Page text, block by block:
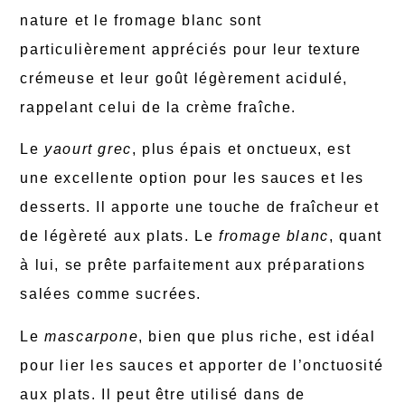
nature et le fromage blanc sont
particulièrement appréciés pour leur texture
crémeuse et leur goût légèrement acidulé,
rappelant celui de la crème fraîche.
Le yaourt grec, plus épais et onctueux, est
une excellente option pour les sauces et les
desserts. Il apporte une touche de fraîcheur et
de légèreté aux plats. Lefromage blanc, quant
à lui, se prête parfaitement aux préparations
salées comme sucrées.
Lemascarpone, bien que plus riche, est idéal
pour lier les sauces et apporter de l’onctuosité
aux plats. Il peut être utilisé dans de